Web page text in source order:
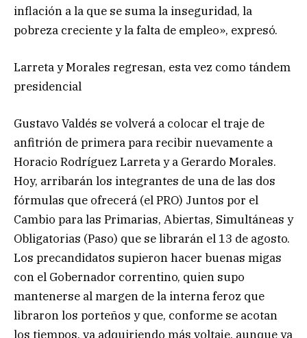
inflación a la que se suma la inseguridad, la
pobreza creciente y la falta de empleo», expresó.
Larreta y Morales regresan, esta vez como tándem
presidencial
Gustavo Valdés se volverá a colocar el traje de
anfitrión de primera para recibir nuevamente a
Horacio Rodríguez Larreta y a Gerardo Morales.
Hoy, arribarán los integrantes de una de las dos
fórmulas que ofrecerá (el PRO) Juntos por el
Cambio para las Primarias, Abiertas, Simultáneas y
Obligatorias (Paso) que se librarán el 13 de agosto.
Los precandidatos supieron hacer buenas migas
con el Gobernador correntino, quien supo
mantenerse al margen de la interna feroz que
libraron los porteños y que, conforme se acotan
los tiempos, va adquiriendo más voltaje, aunque ya